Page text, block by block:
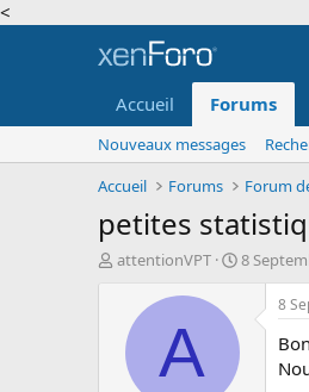
<
Accueil Forums
Nouveaux messages
Accueil
Forums Forum
petites
A
attentionVPT
D
8
A
8